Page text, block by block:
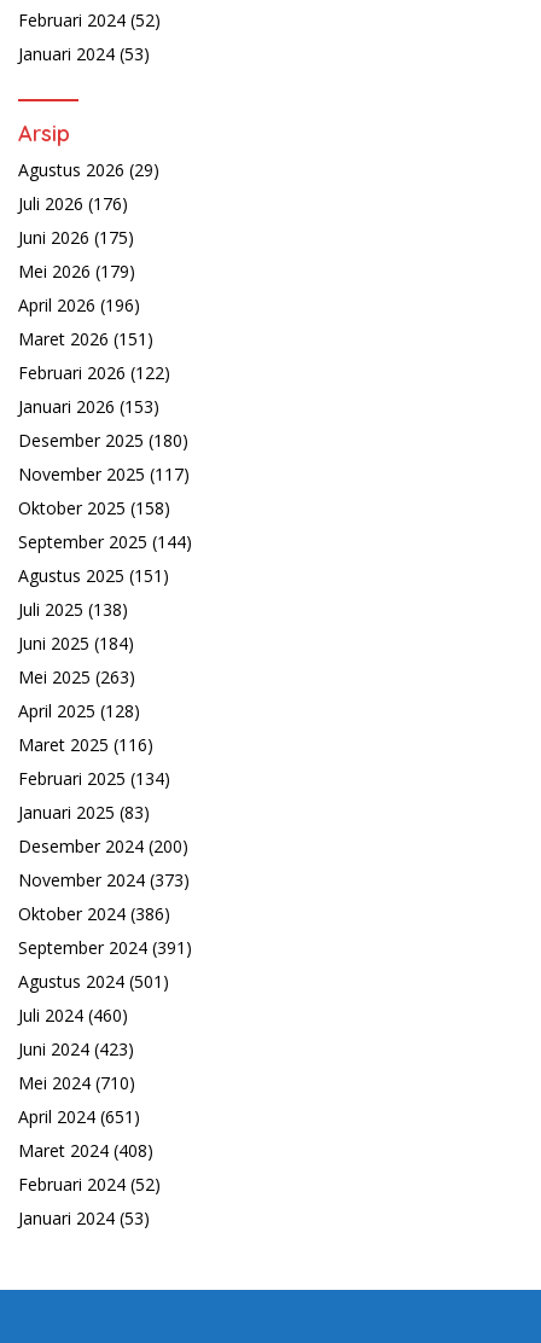
Februari 2024 (52)
Januari 2024 (53)
Arsip
Agustus 2026 (29)
Juli 2026 (176)
Juni 2026 (175)
Mei 2026 (179)
April 2026 (196)
Maret 2026 (151)
Februari 2026 (122)
Januari 2026 (153)
Desember 2025 (180)
November 2025 (117)
Oktober 2025 (158)
September 2025 (144)
Agustus 2025 (151)
Juli 2025 (138)
Juni 2025 (184)
Mei 2025 (263)
April 2025 (128)
Maret 2025 (116)
Februari 2025 (134)
Januari 2025 (83)
Desember 2024 (200)
November 2024 (373)
Oktober 2024 (386)
September 2024 (391)
Agustus 2024 (501)
Juli 2024 (460)
Juni 2024 (423)
Mei 2024 (710)
April 2024 (651)
Maret 2024 (408)
Februari 2024 (52)
Januari 2024 (53)